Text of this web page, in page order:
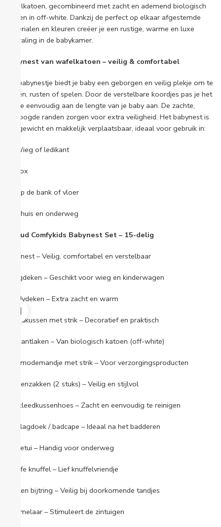
wafelkatoen, gecombineerd met zacht en ademend biologisch
katoen in off-white. Dankzij de perfect op elkaar afgestemde
materialen en kleuren creëer je een rustige, warme en luxe
uitstraling in de babykamer.
Babynest van wafelkatoen – veilig & comfortabel
Het babynestje biedt je baby een geborgen en veilig plekje om te
slapen, rusten of spelen. Door de verstelbare koordjes pas je het
nestje eenvoudig aan de lengte van je baby aan. De zachte,
verhoogde randen zorgen voor extra veiligheid. Het babynest is
lichtgewicht en makkelijk verplaatsbaar, ideaal voor gebruik in:
Wieg of ledikant
Box
Op de bank of vloer
Thuis en onderweg
Inhoud Comfykids Babynest Set – 15-delig
Babynest – Veilig, comfortabel en verstelbaar
Wiegdeken – Geschikt voor wieg en kinderwagen
Teddydeken – Extra zacht en warm
Hoofdkussen met strik – Decoratief en praktisch
Ledikantlaken – Van biologisch katoen (off-white)
Commodemandje met strik – Voor verzorgingsproducten
Kruikenzakken (2 stuks) – Veilig en stijlvol
Aankleedkussenhoes – Zacht en eenvoudig te reinigen
Omslagdoek / badcape – Ideaal na het badderen
Luieretui – Handig voor onderweg
Giraffe knuffel – Lief knuffelvriendje
Houten bijtring – Veilig bij doorkomende tandjes
Rammelaar – Stimuleert de zintuigen